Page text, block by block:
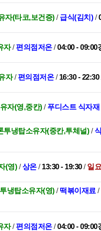
자(타코,보건증)/ 급식(김치)/
자/편의점저온/04:00 - 09:00
자/편의점저온/ 16:30 - 22:30
자(영,중칸)/ 푸디스트 식자재
투냉탑소유자(중칸,투체널)/
(영)/상온/ 13:30 - 19:30/ 일
냉탑소유자(영)/ 떡볶이재료 /
자/편의점저온/04:00 - 09:00